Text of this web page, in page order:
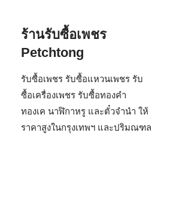
ร้านรับซื้อเพชร
Petchtong
รับซื้อเพชร รับซื้อแหวนเพชร รับ
ซื้อเครื่องเพชร รับซื้อทองคำ
ทองเค นาฬิกาหรู และตั๋วจำนำ ให้
ราคาสูงในกรุงเทพฯ และปริมณฑล